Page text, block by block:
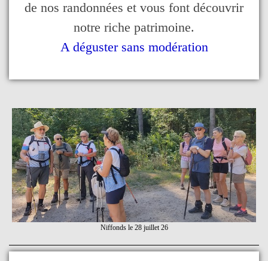
de nos randonnées et vous font découvrir
notre riche patrimoine.
A déguster sans modération
Niffonds le 28 juillet 26